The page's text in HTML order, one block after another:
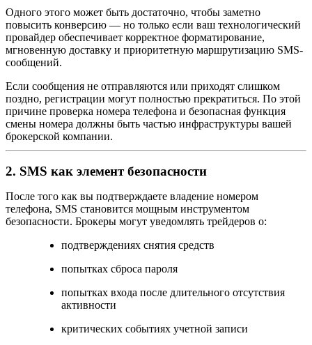
Одного этого может быть достаточно, чтобы заметно
повысить конверсию — но только если ваш технологический
провайдер обеспечивает корректное форматирование,
мгновенную доставку и приоритетную маршрутизацию SMS-
сообщений.
Если сообщения не отправляются или приходят слишком
поздно, регистрации могут полностью прекратиться. По этой
причине проверка номера телефона и безопасная функция
смены номера должны быть частью инфраструктуры вашей
брокерской компании.
2. SMS как элемент безопасности
После того как вы подтверждаете владение номером
телефона, SMS становится мощным инструментом
безопасности. Брокеры могут уведомлять трейдеров о:
подтверждениях снятия средств
попытках сброса пароля
попытках входа после длительного отсутствия
активности
критических событиях учетной записи